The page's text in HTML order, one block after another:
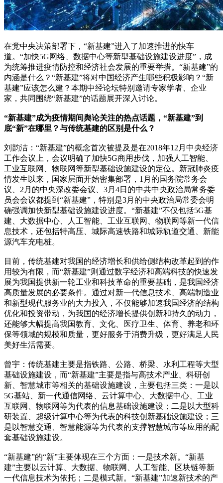
在党中央决策部署下，“新基建”进入了加速推进的快车
道。“加快5G网络、数据中心等新型基础设施建设进度”，成
为统筹推进疫情防控和经济社会发展的重要举措。“新基建”的
内涵是什么？“新基建”将对中国经济产生哪些积极影响？“新
基建”应该怎么建？本期中经论坛特别邀请专家学者、企业
家，共同围绕“新基建”的话题展开深入讨论。
“新基建”成为疫情期间舆论关注的热点话题，“新基建”到
底“新”在哪里？与传统基建的区别是什么？
刘韵洁：“新基建”的概念首次被提及是在2018年12月中央经济
工作会议上，会议明确了加快5G商用步伐，加强人工智能、
工业互联网、物联网等新型基础设施建设的定位。新冠肺炎疫
情发生以来，国家层面开始密集部署，1月的国务院常务会
议、2月的中央深改委会议、3月4日的中共中央政治局常务委
员会会议都提到“新基建”，特别是3月的中央政治局常委会明
确强调加快新型基础设施建设进度。“新基建”不仅包括5G基
建、大数据中心、人工智能、工业互联网、物联网等新一代信
息技术，还包括特高压、城际高速铁路和城际轨道交通、新能
源汽车充电桩。
目前，传统基建对我国的经济增长和供给侧结构改革起到的作
用较为有限，而“新基建”则通过数字经济和高端科技的快速发
展为我国提供新一轮工业和科技革命的重要基础，是我国经济
高质量发展的必要条件。通过对新一代信息技术、高端制造业
和新型现代服务业的大力投入，不仅能够加速我国经济的结构
优化和投资带动，为我国的经济增长提供创新和持久的动力，
还能够大幅提高我国教育、文化、医疗卫生、体育、养老和环
保等领域的规模和质量，更好服务于消费升级，更好满足人民
美好生活需要。
曾宇：传统基建主要是指铁路、公路、桥梁、水利工程等大型
基础设施建设，而“新基建”主要是指与高技术产业、科研创
新、智慧城市等相关的基础设施建设，主要包括三类：一是以
5G基站、新一代通信网络、云计算中心、大数据中心、工业
互联网、物联网等为代表的信息基础设施建设；二是以大型科
研装置、超级计算中心等为代表的科技创新基础设施建设；三
是以智慧交通、智慧能源等为代表的支撑智慧城市等应用的配
套基础设施建设。
“新基建”的“新”主要体现在三个方面：一是技术新。“新基
建”主要以云计算、大数据、物联网、人工智能、区块链等新
一代信息技术为依托；二是模式新。“新基建”加速新技术的产